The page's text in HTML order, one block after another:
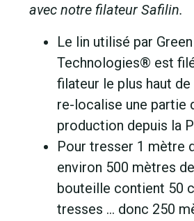
avec notre filateur Safilin.
Le lin utilisé par Green
Technologies® est
filateur le plus haut
re-localise une partie
production depuis la
Pour tresser 1 mètre
environ 500 mètres
bouteille contient 50
tresses … donc 250